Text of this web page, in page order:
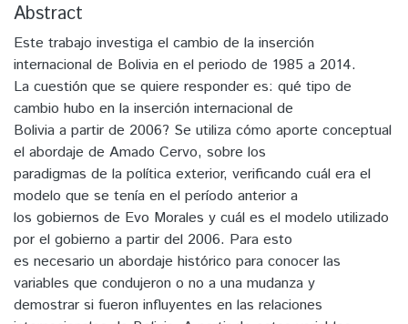
Abstract
Este trabajo investiga el cambio de la inserción
internacional de Bolivia en el periodo de 1985 a 2014.
La cuestión que se quiere responder es: qué tipo de
cambio hubo en la inserción internacional de
Bolivia a partir de 2006? Se utiliza cómo aporte conceptual
el abordaje de Amado Cervo, sobre los
paradigmas de la política exterior, verificando cuál era el
modelo que se tenía en el período anterior a
los gobiernos de Evo Morales y cuál es el modelo utilizado
por el gobierno a partir del 2006. Para esto
es necesario un abordaje histórico para conocer las
variables que condujeron o no a una mudanza y
demostrar si fueron influyentes en las relaciones